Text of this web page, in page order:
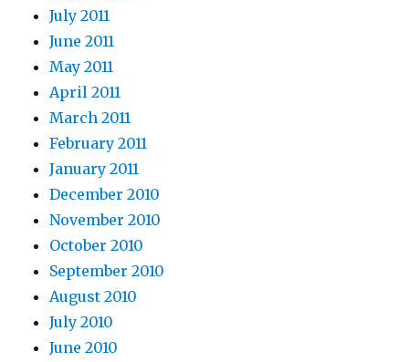
July 2011
June 2011
May 2011
April 2011
March 2011
February 2011
January 2011
December 2010
November 2010
October 2010
September 2010
August 2010
July 2010
June 2010